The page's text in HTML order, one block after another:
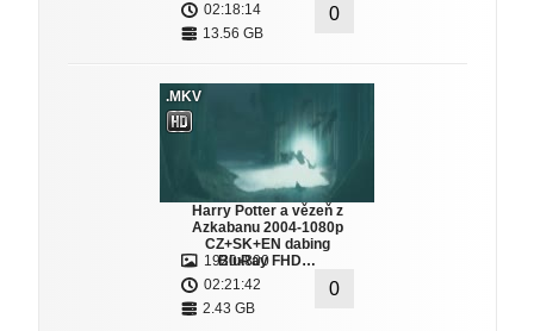
02:18:14
13.56 GB
0
.MKV
Harry Potter a vězeň z
Azkabanu 2004-1080p
CZ+SK+EN dabing
BluRay FHD…
1920x800
02:21:42
2.43 GB
0